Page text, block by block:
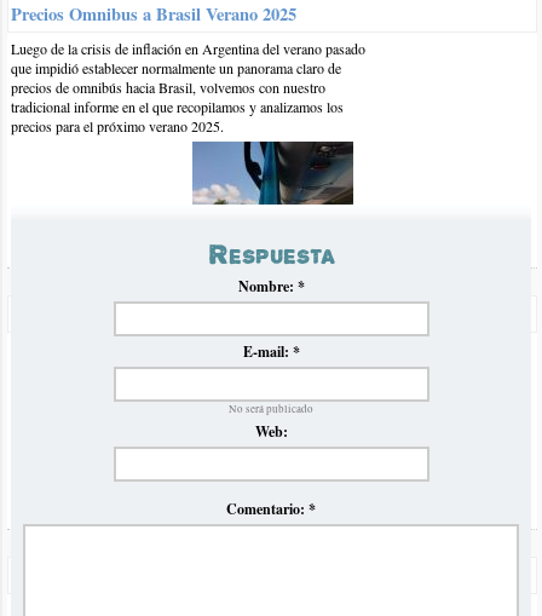
andan por los 600 reales aproximadamente en Brasil, para poder
usarlo con internet 4g en Argentina, tendrías que asegurarte que
sea compatible con la frecuencia 1700 (banda 4) de 4g que es la
principal en zonas urbanas. Si sólo querés 3g necesitás las
frecuencias: 850 y 1900 MHz.
Respuesta
Nombre: *
E-mail: *
No será publicado
Web:
Comentario: *
Precios Omnibus a Brasil Verano 2025
Luego de la crisis de inflación en Argentina del verano pasado
que impidió establecer normalmente un panorama claro de
precios de omnibús hacia Brasil, volvemos con nuestro
tradicional informe en el que recopilamos y analizamos los
precios para el próximo verano 2025.
Volvemos luego de la pandemia con nuestro tradicional
informe comparativo de precios y horarios de ómnibus para el